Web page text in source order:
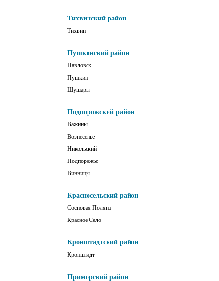
Тихвинский район
Тихвин
Пушкинский район
Павловск
Пушкин
Шушары
Подпорожский район
Важины
Вознесенье
Никольский
Подпорожье
Винницы
Красносельский район
Сосновая Поляна
Красное Село
Кронштадтский район
Кронштадт
Приморский район